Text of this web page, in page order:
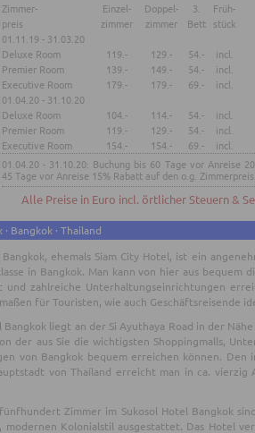
Zimmer- Einzel- Doppel- 3.
Früh-
preis
zimmer zimmer Bett stück
01.11.19 - 31.03.20
Deluxe Room
119.- 129.- 54.- incl.
Premier Room
139.- 149.- 54.- incl.
Executive Room
179.- 179.- 69.- incl.
01.04.20 - 31.10.20
Deluxe Room
104.- 114.- 54.- incl.
Premier Room
119.- 129.- 54.- incl.
Executive Room
154.- 154.- 69.- incl.
01.04.20 - 31.10.20: Buchung bis 60 Tage vor Anreise
45 Tage vor Anreise 15% Rabatt auf den o.g. Zimmerpreis.
Alle Preise in Euro incl. örtlicher Steuern &
Bangkok · Thailand
ehe­mals Siam City Hotel, ist ein
in Bang­kok. Man kann von hier aus be­quem
zahl­rei­che Un­ter­hal­tungs­ein­rich­tun­gen
für Tou­ris­ten, wie auch Ge­schäfts­rei­sen­de
Bang­kok liegt an der Si Ayut­ha­ya Road in der
der aus Sie die wich­tigs­ten Shop­ping­malls,
von Bang­kok be­quem er­rei­chen kön­nen. Den
von Thai­land er­reicht man in ca. vier­zig
Zim­mer im Su­ko­sol Hotel Bang­kok
mo­der­nen Ko­lo­ni­al­stil aus­ge­stat­tet. Das Hotel